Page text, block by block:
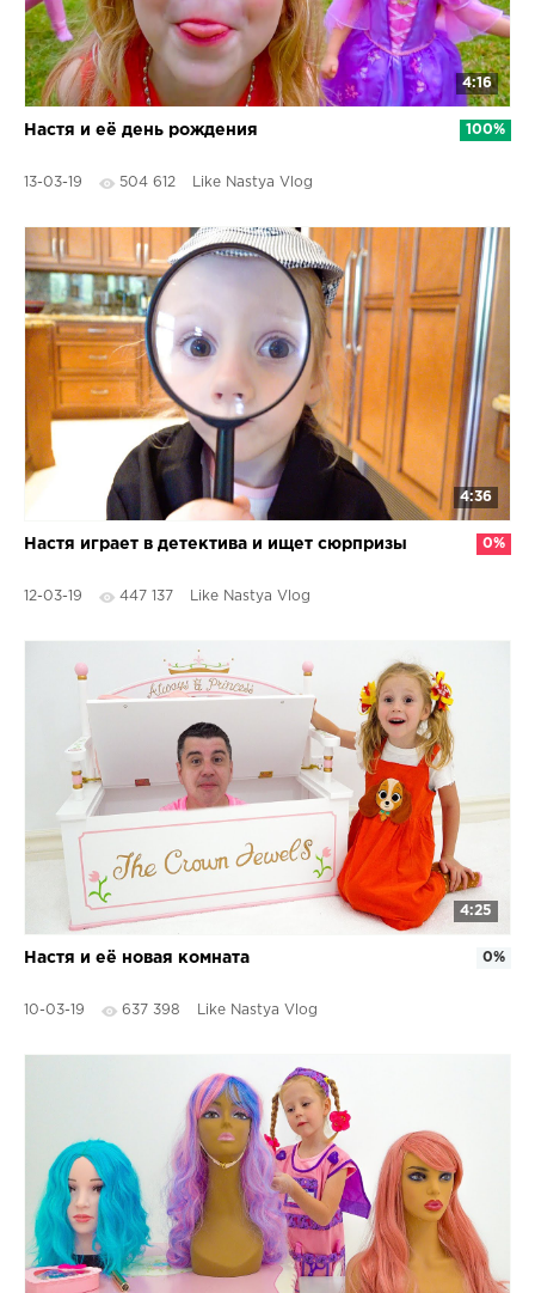
4:16
Настя и её день рождения
13-03-19 504 612 Like Nastya Vlog
100%
4:36
Настя играет в детектива и ищет сюрпризы
12-03-19 447 137 Like Nastya Vlog
0%
4:25
Настя и её новая комната
10-03-19 637 398 Like Nastya Vlog
0%